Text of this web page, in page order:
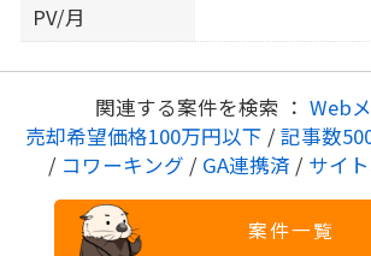
PV/月
関連する案件を検索 ： Web
売却希望価格100万円以下 / 記事数
/ コワーキング / GA連携済 / サイ
案件一覧